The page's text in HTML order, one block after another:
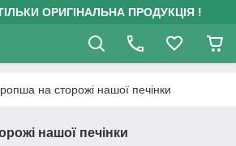
ОРИГІНАЛЬНА ПРОДУКЦІЯ !
на сторожі нашої печінки
нашої печінки